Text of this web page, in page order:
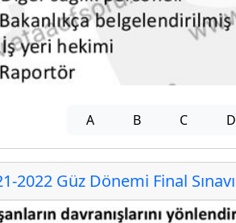
A B C D
2022 Güz Dönemi Final Sınavı